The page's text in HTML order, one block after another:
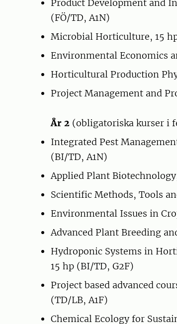
Product Development and
(FÖ/TD, A1N)
Microbial Horticulture, 15
Environmental Economics
Horticultural Production
Project Management and
År 2 (obligatoriska kurser i
Integrated Pest
(BI/TD, A1N)
Applied Plant
Scientific Methods, Tools
Environmental Issues in
Advanced Plant Breeding
Hydroponic Systems in
15 hp (BI/TD, G2F)
Project based advanced
(TD/LB, A1F)
Chemical Ecology for